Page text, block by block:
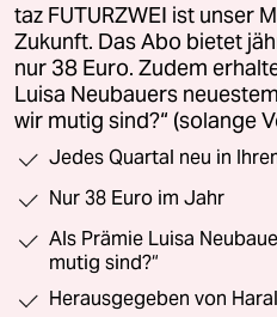
taz FUTURZWEI ist unser
Zukunft. Das Abo bietet
nur 38 Euro. Zudem
Luisa Neubauers
wir mutig sind?“ (solange
Jedes Quartal neu in
Nur 38 Euro im Jahr
Als Prämie Luisa
mutig sind?“
Herausgegeben von